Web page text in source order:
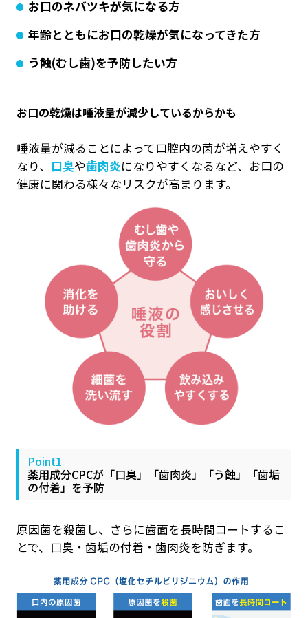
お口のネバツキが気になる方
年齢とともにお口の乾燥が気になってきた方
う蝕(むし歯)を予防したい方
お口の乾燥は唾液量が減少しているからかも
唾液量が減ることによって口腔内の菌が増えやすく
なり、 口臭や歯肉炎になりやすくなるなど、お口の
健康に関わる様々なリスクが高まります。
Point1
薬用成分CPCが「口臭」「歯肉炎」「う蝕」「歯垢
の付着」を予防
原因菌を殺菌し、さらに歯面を長時間コートするこ
とで、口臭・歯垢の付着・歯肉炎を防ぎます。